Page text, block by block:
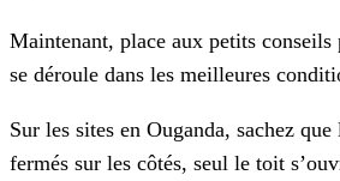
Maintenant, place aux petits conseils
se déroule dans les meilleures
Sur les sites en Ouganda, sachez
fermés sur les côtés, seul le toit